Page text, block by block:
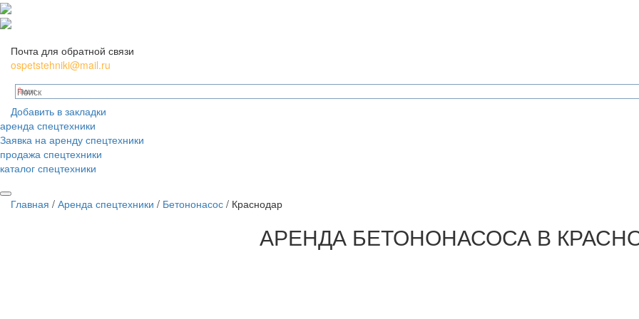
Почта для обратной связи
ospetstehniki@mail.ru
Добавить в закладки
аренда спецтехники
Заявка на аренду спецтехники
продажа спецтехники
каталог спецтехники
Главная / Аренда спецтехники / Бетононасос / Краснодар
АРЕНДАБЕТОНОНАСОСА В